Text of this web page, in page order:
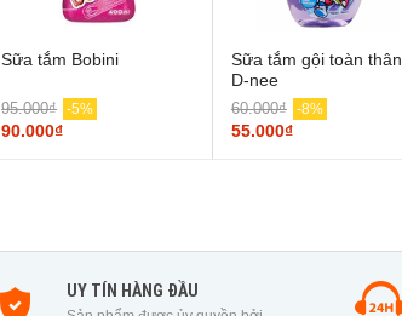
Sữa tắm Bobini
95.000₫ -5%
90.000₫
Sữa tắm gội toàn thân
D-nee
60.000₫ -8%
55.000₫
UY TÍN HÀNG ĐẦU